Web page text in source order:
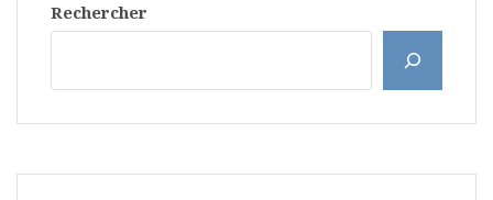
Rechercher